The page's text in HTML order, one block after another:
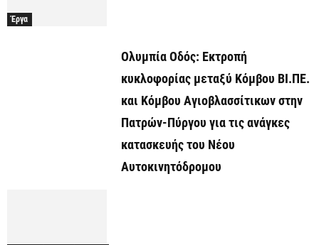
Έργα
Ολυμπία Οδός: Εκτροπή
κυκλοφορίας μεταξύ Κόμβου ΒΙ.ΠΕ.
και Κόμβου Αγιοβλασσίτικων στην
Πατρών-Πύργου για τις ανάγκες
κατασκευής του Νέου
Αυτοκινητόδρομου